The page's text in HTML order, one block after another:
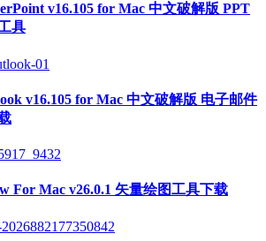
v16.105 for Mac 中文破解版 PPT
具
v16.105 for Mac 中文破解版 电子邮件
For Mac v26.0.1 矢量绘图工具下载